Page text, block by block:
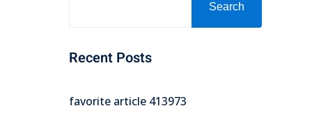
Search
Recent Posts
favorite article 413973